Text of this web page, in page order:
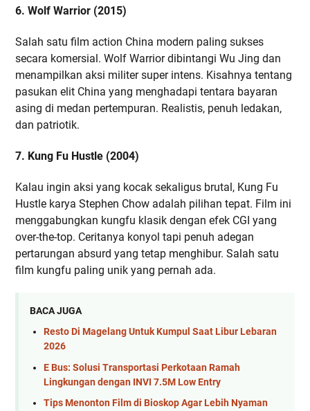
6. Wolf Warrior (2015)
Salah satu film action China modern paling sukses
secara komersial. Wolf Warrior dibintangi Wu Jing dan
menampilkan aksi militer super intens. Kisahnya tentang
pasukan elit China yang menghadapi tentara bayaran
asing di medan pertempuran. Realistis, penuh ledakan,
dan patriotik.
7. Kung Fu Hustle (2004)
Kalau ingin aksi yang kocak sekaligus brutal, Kung Fu
Hustle karya Stephen Chow adalah pilihan tepat. Film ini
menggabungkan kungfu klasik dengan efek CGI yang
over-the-top. Ceritanya konyol tapi penuh adegan
pertarungan absurd yang tetap menghibur. Salah satu
film kungfu paling unik yang pernah ada.
BACA JUGA
Resto Di Magelang Untuk Kumpul Saat Libur Lebaran
2026
E Bus: Solusi Transportasi Perkotaan Ramah
Lingkungan dengan INVI 7.5M Low Entry
Tips Menonton Film di Bioskop Agar Lebih Nyaman